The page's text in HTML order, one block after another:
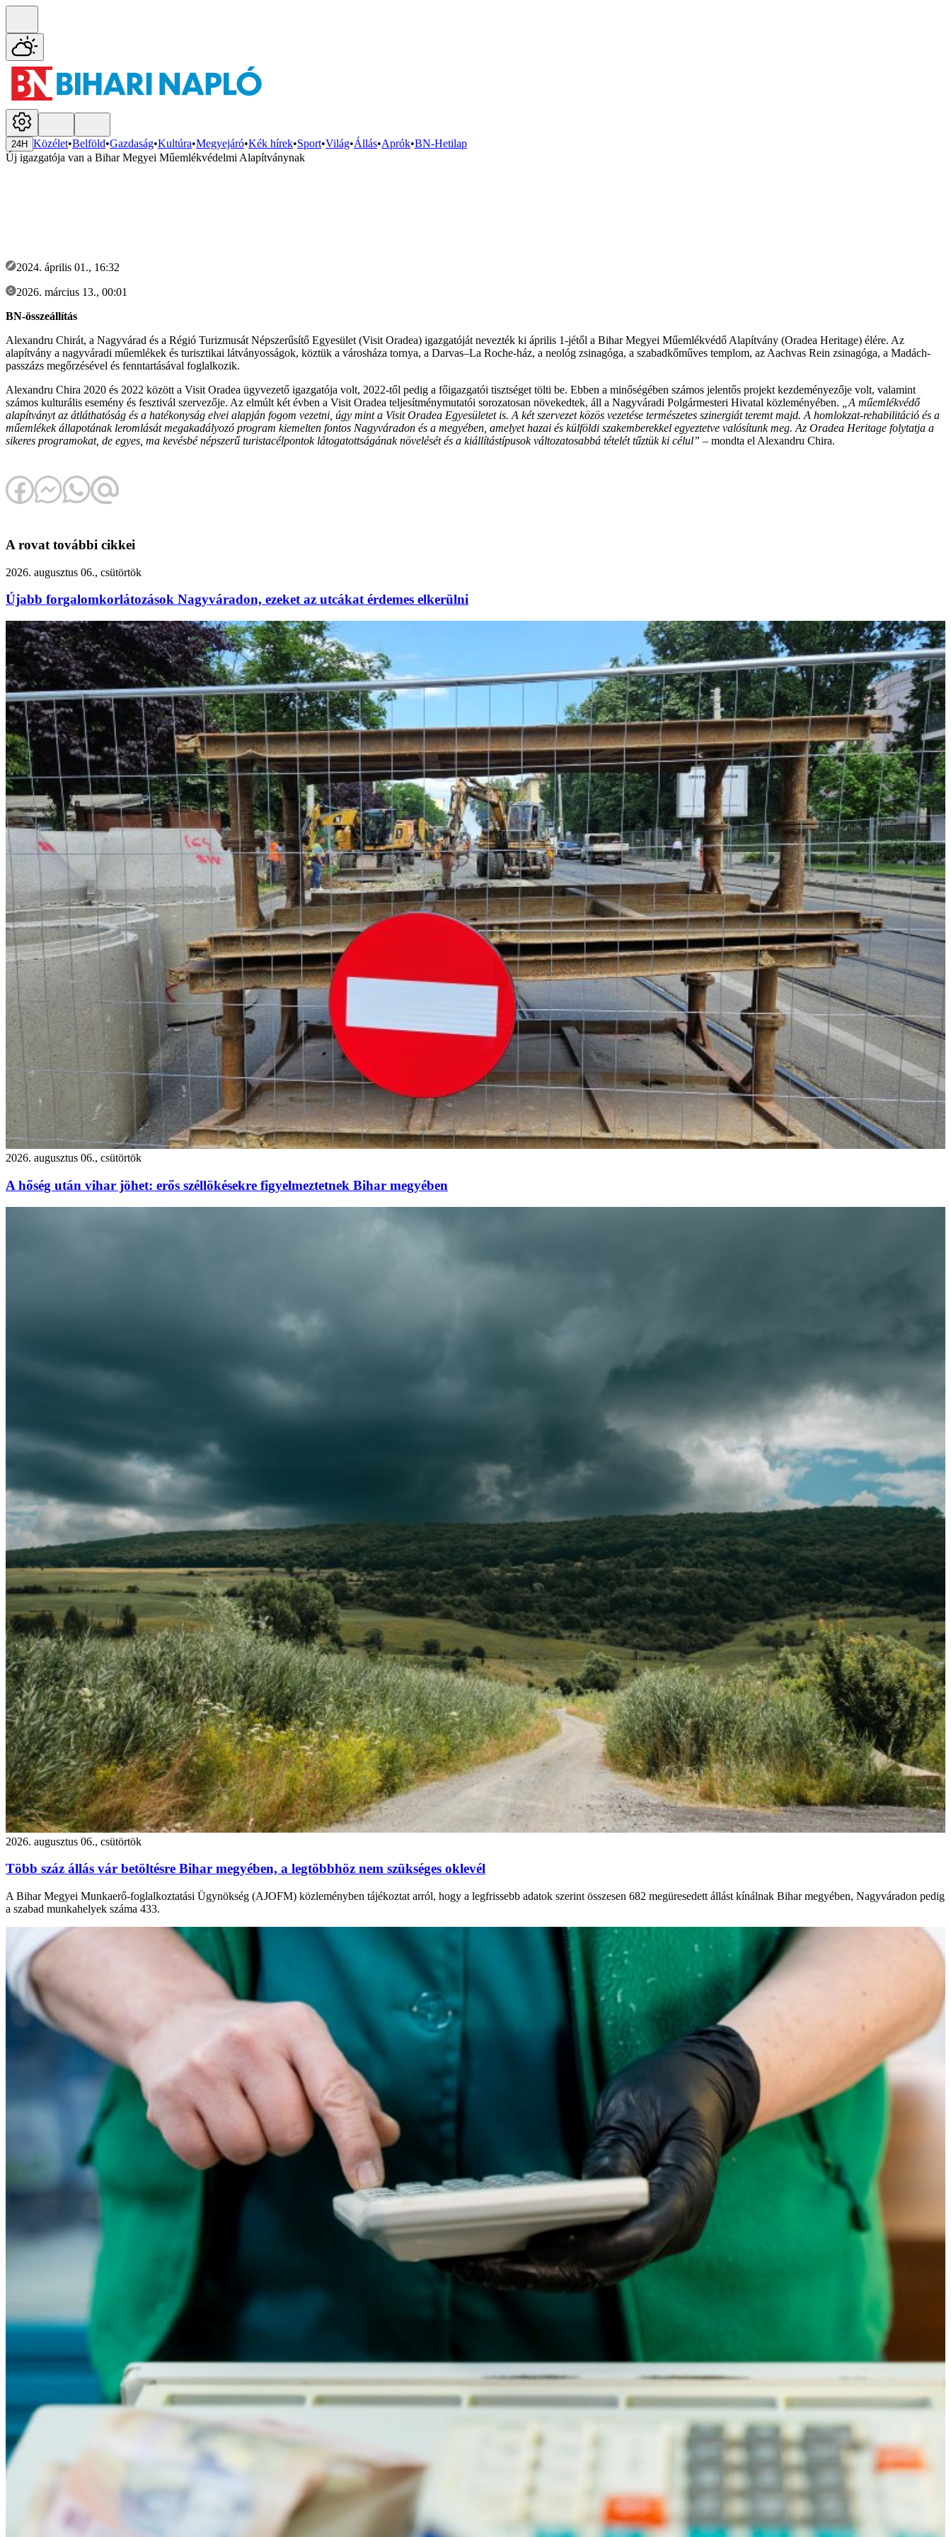
24H Közélet•Belföld•Gazdaság•Kultúra•Megyejáró•Kék hírek•Sport•Világ•Állás•Aprók•BN-Hetilap
Új igazgatója van a Bihar Megyei Műemlékvédelmi Alapítványnak
2024. április 01., 16:32
2026. március 13., 00:01
BN-összeállítás
Alexandru Chirát, a Nagyvárad és a Régió Turizmusát Népszerűsítő Egyesület (Visit Oradea) igazgatóját nevezték ki április 1-jétől a Bihar Megyei Műemlékvédő Alapítvány (Oradea Heritage) élére. Az
alapítvány a nagyváradi műemlékek és turisztikai látványosságok, köztük a városháza tornya, a Darvas–La Roche-ház, a neológ zsinagóga, a szabadkőműves templom, az Aachvas Rein zsinagóga, a Madách-
passzázs megőrzésével és fenntartásával foglalkozik.
Alexandru Chira 2020 és 2022 között a Visit Oradea ügyvezető igazgatója volt, 2022-től pedig a főigazgatói tisztséget tölti be. Ebben a minőségében számos jelentős projekt kezdeményezője volt, valamint
számos kulturális esemény és fesztivál szervezője. Az elmúlt két évben a Visit Oradea teljesítménymutatói sorozatosan növekedtek, áll a Nagyváradi Polgármesteri Hivatal közleményében.
„A műemlékvédő
alapítványt az átláthatóság és a hatékonyság elvei alapján fogom vezetni, úgy mint a Visit Oradea Egyesületet is. A két szervezet közös vezetése természetes szinergiát teremt majd. A homlokzat-rehabilitáció és a
műemlékek állapotának leromlását megakadályozó program kiemelten fontos Nagyváradon és a megyében, amelyet hazai és külföldi szakemberekkel egyeztetve valósítunk meg. Az Oradea Heritage folytatja a
sikeres programokat, de egyes, ma kevésbé népszerű turistacélpontok látogatottságának növelését és a kiállítástípusok változatosabbá tételét tűztük ki célul” – mondta el Alexandru Chira.
A rovat további cikkei
2026. augusztus 06., csütörtök
Újabb forgalomkorlátozások Nagyváradon, ezeket az utcákat érdemes elkerülni
2026. augusztus 06., csütörtök
A hőség után vihar jöhet: erős széllökésekre figyelmeztetnek Bihar megyében
2026. augusztus 06., csütörtök
Több száz állás vár betöltésre Bihar megyében, a legtöbbhöz nem szükséges oklevél
A Bihar Megyei Munkaerő-foglalkoztatási Ügynökség (AJOFM) közleményben tájékoztat arról, hogy a legfrissebb adatok szerint összesen 682 megüresedett állást kínálnak Bihar megyében, Nagyváradon pedig
a szabad munkahelyek száma 433.